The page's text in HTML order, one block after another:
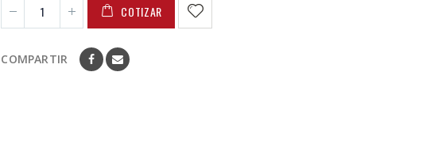
COTIZAR
COMPARTIR